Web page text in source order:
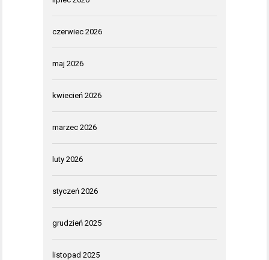
czerwiec 2026
maj 2026
kwiecień 2026
marzec 2026
luty 2026
styczeń 2026
grudzień 2025
listopad 2025